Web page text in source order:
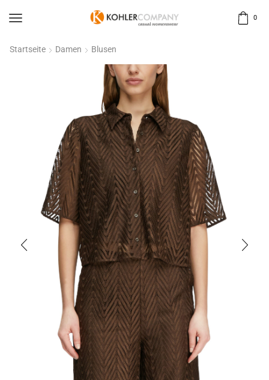
0
Startseite Damen Blusen